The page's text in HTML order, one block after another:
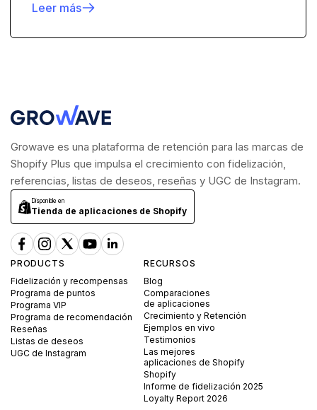
Leer más
Growave es una plataforma de retención para las marcas de
Shopify Plus que impulsa el crecimiento con fidelización,
referencias, listas de deseos, reseñas y UGC de Instagram.
Disponible en
Tienda de aplicaciones de Shopify
PRODUCTS
Fidelización y recompensas
Programa de puntos
Programa VIP
Programa de recomendación
Reseñas
Listas de deseos
UGC de Instagram
RECURSOS
Blog
Comparaciones
de aplicaciones
Crecimiento y Retención
Ejemplos en vivo
Testimonios
Las mejores
aplicaciones de Shopify
Shopify
Informe de fidelización 2025
Loyalty Report 2026